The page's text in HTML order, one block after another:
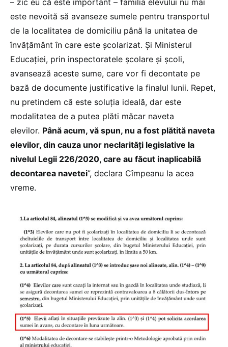
– zic eu că este important – familia elevului nu mai
este nevoită să avanseze sumele pentru transportul
de la localitatea de domiciliu până la unitatea de
învățământ în care este școlarizat. Și Ministerul
Educației, prin inspectoratele școlare și școli,
avansează aceste sume, care vor fi decontate pe
bază de documente justificative la finalul lunii. Repet,
nu pretindem că este soluția ideală, dar este
modalitatea de a putea plăti măcar naveta
elevilor. Până acum, vă spun, nu a fost plătită naveta
elevilor, din cauza unor neclarități legislative la
nivelul Legii 226/2020, care au făcut inaplicabilă
decontarea navetei”, declara Cîmpeanu la acea
vreme.